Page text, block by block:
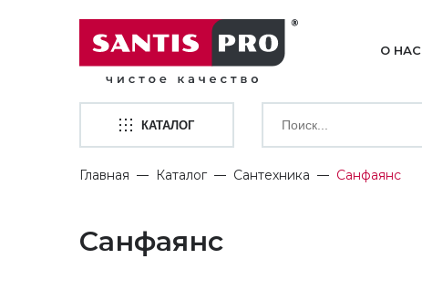
О НАС
КАТАЛОГ
Главная Каталог Сантехника Санфаянс
Санфаянс